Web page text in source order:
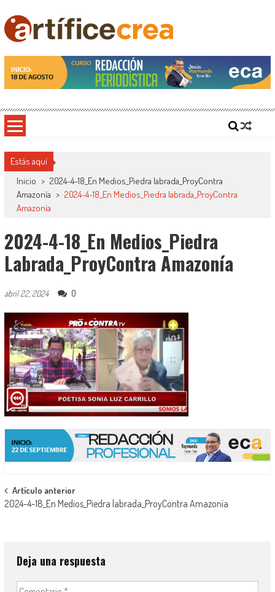
contenido
Artificecrea
Blog de Artífice Comunicadores, elaboramos contenidos periodísticos y editoriales en
diversos formatos, capacitamos en temas de comunicación y educación.
Estás aquí
Inicio > 2024-4-18_En Medios_Piedra labrada_ProyContra
Amazonía > 2024-4-18_En Medios_Piedra labrada_ProyContra
Amazonía
2024-4-18_En Medios_Piedra
Labrada_ProyContra Amazonía
abril 22, 2024 0
Navegación
de
Artículo anterior
2024-4-18_En Medios_Piedra labrada_ProyContra Amazonía
Deja una respuesta